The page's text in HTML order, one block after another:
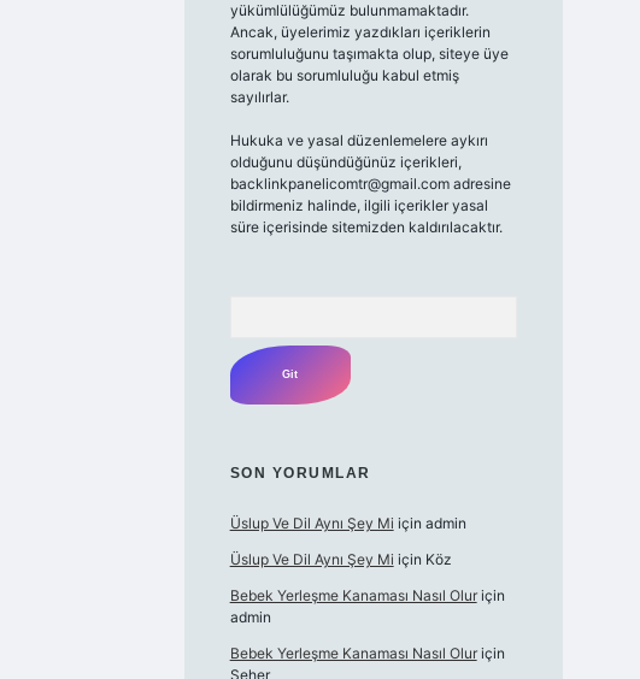
yükümlülüğümüz bulunmamaktadır.
Ancak, üyelerimiz yazdıkları içeriklerin
sorumluluğunu taşımakta olup, siteye üye
olarak bu sorumluluğu kabul etmiş
sayılırlar.
Hukuka ve yasal düzenlemelere aykırı
olduğunu düşündüğünüz içerikleri,
backlinkpanelicomtr@gmail.comadresine
bildirmeniz halinde, ilgili içerikler yasal
süre içerisinde sitemizden kaldırılacaktır.
SON YORUMLAR
Üslup Ve Dil Aynı Şey Mi için admin
Üslup Ve Dil Aynı Şey Mi için Köz
Bebek Yerleşme Kanaması Nasıl Oluriçin
admin
Bebek Yerleşme Kanaması Nasıl Oluriçin
Seher